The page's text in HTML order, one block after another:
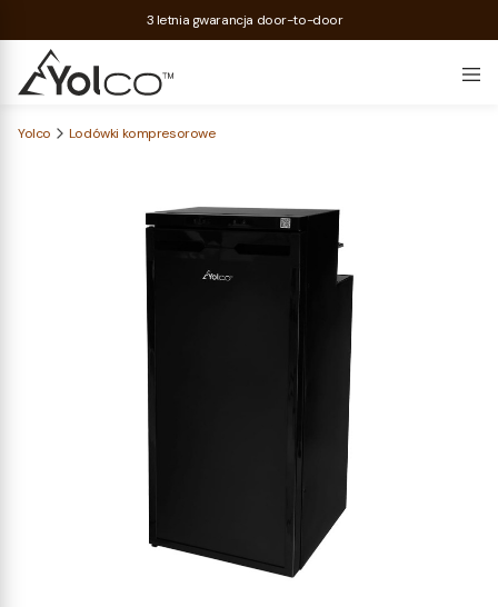
3 letnia gwarancja door-to-door
Yolco Lodówki kompresorowe